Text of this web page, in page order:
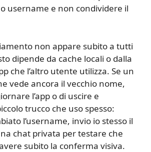
username e non condividere il
non appare subito a tutti
dipende da cache locali o dalla
che l’altro utente utilizza. Se un
vede ancora il vecchio nome,
l’app o di uscire e
trucco che uso spesso:
l’username, invio io stesso il
chat privata per testare che
subito la conferma visiva.